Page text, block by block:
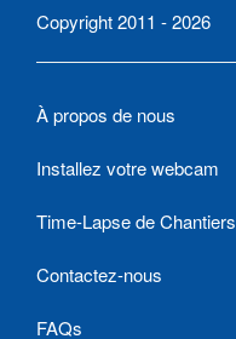
Copyright 2011 - 2026
À propos de nous
Installez votre webcam
Time-Lapse de Chantiers
Contactez-nous
FAQs